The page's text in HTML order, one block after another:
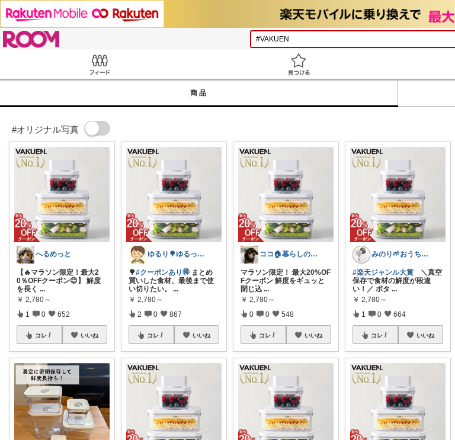
商品
#オリジナル写真
へるめっと
【🔥マラソン限定！最大2
0％OFFクーポン😊】 鮮度
を長く ...
￥ 2,780～
1 0 652
コレ いいね
ゆるり🌳ゆるっと暮らし整える🧺🫕
🌳#クーポンあり🉐 まとめ
買いした食材、最後まで使
い切りたい。
...
￥ 2,780～
2 0 867
コレ いいね
ココ🏠暮らしの必需品
マラソン限定！ 最大20%OF
Fクーポン 鮮度をギュッと
閉じ込 ...
￥ 2,780～
0 0 548
コレ いいね
みのり🌱おうち時間充実item
#楽天ジャンル大賞 ＼真空
保存で食材の鮮度が段違
い！／ ボタ ...
￥ 2,780～
1 0 664
コレ いいね